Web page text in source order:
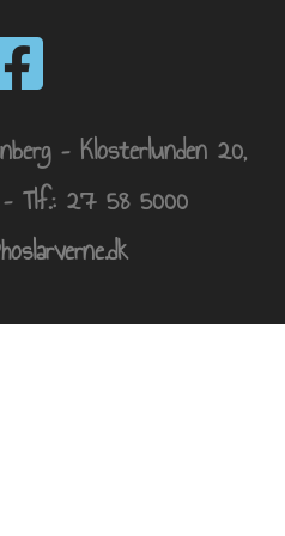
– Klosterlunden 20,
Tlf.: 27 58 5000